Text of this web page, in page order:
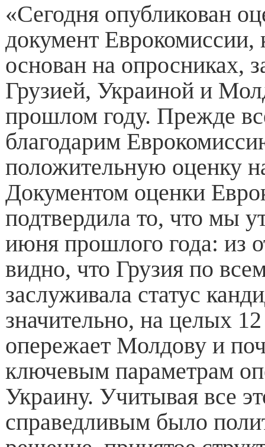
«Сегодня опубликован
документ Еврокомиссии,
основан на опросниках,
Грузией, Украиной и
прошлом году. Прежде
благодарим
положительную оценку
Документом оценки
подтвердила то, что мы
июня прошлого года: из
видно, что Грузия по
заслуживала статус
значительно, на целых
опережает Молдову и
ключевым параметрам
Украину. Учитывая все
справедливым было